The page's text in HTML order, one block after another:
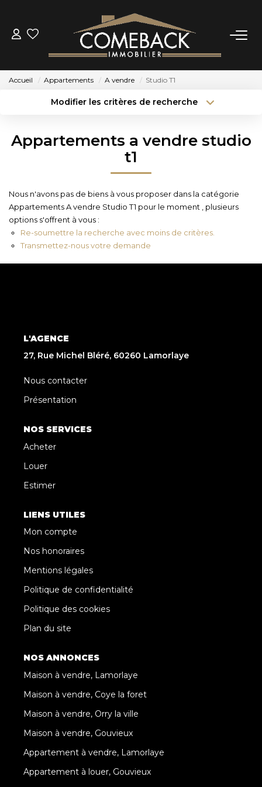
ACHETER
NOTRE AGENCE
BIENS VENDUS
CONTACT
Accueil Appartements A vendre Studio T1
Modifier les critères de recherche
Sélectionnez...
Type de bien
Créer une alerte
Appartements a vendre studio
t1
Nous n'avons pas de biens à vous proposer dans la catégorie
Appartements A vendre Studio T1 pour le moment , plusieurs
options s'offrent à vous :
Re-soumettre la recherche avec moins de critères.
Transmettez-nous votre demande
L'AGENCE
27, Rue Michel Bléré, 60260 Lamorlaye
Nous contacter
Présentation
NOS SERVICES
Acheter
Louer
Estimer
LIENS UTILES
Mon compte
Nos honoraires
Mentions légales
Politique de confidentialité
Politique des cookies
Plan du site
NOS ANNONCES
Maison à vendre, Lamorlaye
Maison à vendre, Coye la foret
Maison à vendre, Orry la ville
Maison à vendre, Gouvieux
Appartement à vendre, Lamorlaye
Appartement à louer, Gouvieux